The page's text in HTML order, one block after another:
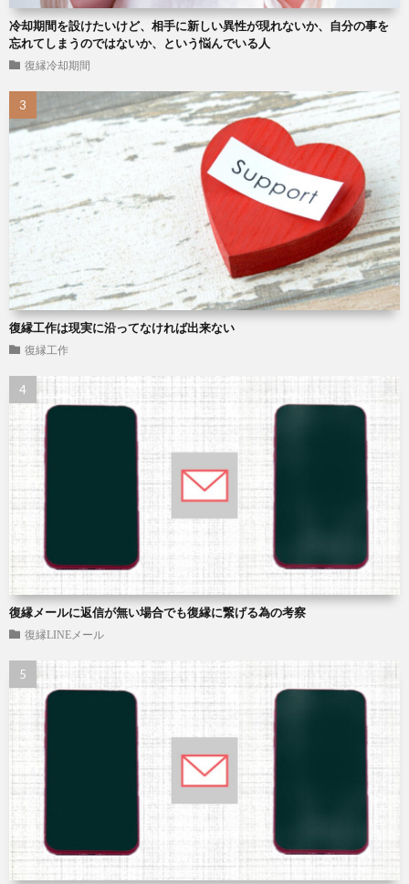
冷却期間を設けたいけど、相手に新しい異性が現れないか、自分の事を
忘れてしまうのではないか、という悩んでいる人
復縁冷却期間
復縁工作は現実に沿ってなければ出来ない
復縁工作
復縁メールに返信が無い場合でも復縁に繋げる為の考察
復縁LINEメール